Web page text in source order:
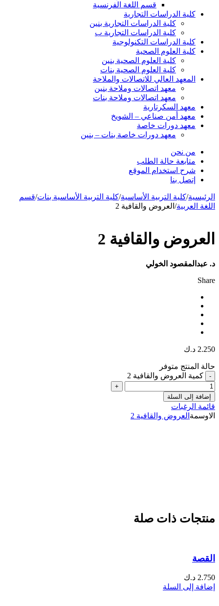
قسم اللغة الفرنسية
كلية الدراسات التجارية
كلية الدراسات التجارية بنين
كلية الدراسات التجارية ب
كلية الدراسات التكنولوجية
كلية العلوم الصحية
كلية العلوم الصحية بنين
كلية العلوم الصحية بنات
المعهد العالي للاتصالات والملاحة
معهد اتصالات وملاحة بنين
معهد اتصالات وملاحة بنات
معهد السكرتارية
معهد أمن صناعي – الشويخ
معهد دورات خاصة
معهد دورات خاصة بنات – بنين
من نحن
متابعة حالة الطلب
شرح استخدام الموقع
إتصل بنا
الرئيسية/كلية التربية الأساسية/كلية التربية الأساسية بنات/قسم
اللغة العربية/ العروض والقافية 2
العروض والقافية 2
د. عبدالمقصود الخولي
Share
2.250 د.ك
حالة المنتج متوفر
كمية العروض والقافية 2
إضافة إلى السلة
قائمة الرغبات
الاوسمة العروض والقافية 2
منتجات ذات صلة
القصة
2.750 د.ك
إضافة إلى السلة